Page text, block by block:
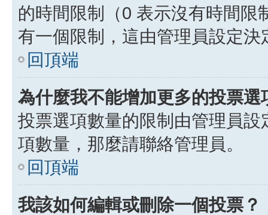
的時間限制（0 表示沒有時間限
有一個限制，這由管理員設定決
回頂端
為什麼我不能增加更多的投票選
投票選項數量的限制由管理員
項數量，那麼請聯絡管理員。
回頂端
我該如何編輯或刪除一個投票？